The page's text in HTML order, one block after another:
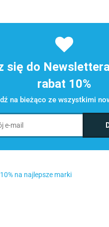
się do
rabat 10%
na bieżąco ze wszystkimi